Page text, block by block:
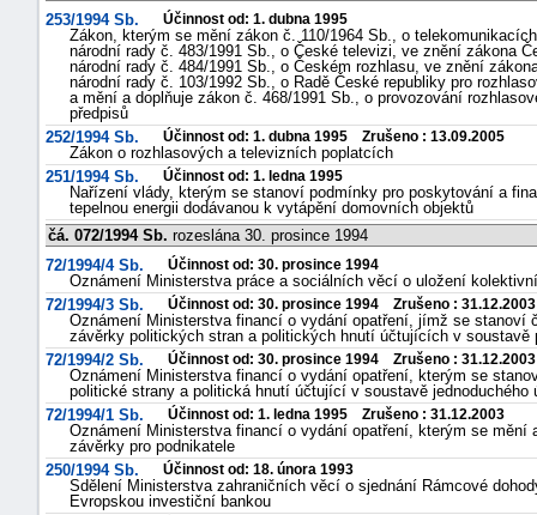
253/1994 Sb.
Účinnost od: 1. dubna 1995
Zákon, kterým se mění zákon č. 110/1964 Sb., o
národní rady č. 483/1991 Sb., o České televizi, ve znění zákona
národní rady č. 484/1991 Sb., o Českém rozhlasu, ve znění
národní rady č. 103/1992 Sb., o Radě České republiky pro
a mění a doplňuje zákon č. 468/1991 Sb., o provozování
předpisů
252/1994 Sb.
Účinnost od: 1. dubna 1995 Zrušeno : 13.09.2005
Zákon o rozhlasových a televizních poplatcích
251/1994 Sb.
Účinnost od: 1. ledna 1995
Nařízení vlády, kterým se stanoví podmínky pro poskytování a
tepelnou energii dodávanou k vytápění domovních objektů
čá. 072/1994 Sb. rozeslána 30. prosince 1994
72/1994/4 Sb.
Účinnost od: 30. prosince 1994
Oznámení Ministerstva práce a sociálních věcí o uložení
72/1994/3 Sb.
Účinnost od: 30. prosince 1994 Zrušeno : 31.12.2003
Oznámení Ministerstva financí o vydání opatření, jímž se stanoví
závěrky politických stran a politických hnutí účtujících v soustavě
72/1994/2 Sb.
Účinnost od: 30. prosince 1994 Zrušeno : 31.12.2003
Oznámení Ministerstva financí o vydání opatření, kterým se
politické strany a politická hnutí účtující v soustavě jednoduchého
72/1994/1 Sb.
Účinnost od: 1. ledna 1995 Zrušeno : 31.12.2003
Oznámení Ministerstva financí o vydání opatření, kterým se
závěrky pro podnikatele
250/1994 Sb.
Účinnost od: 18. února 1993
Sdělení Ministerstva zahraničních věcí o sjednání Rámcové
Evropskou investiční bankou
"náhradě
škod"